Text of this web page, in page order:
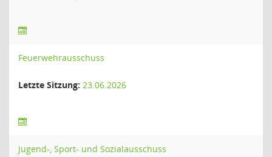
Feuerwehrausschuss
Letzte Sitzung: 23.06.2026
Jugend-, Sport- und Sozialausschuss